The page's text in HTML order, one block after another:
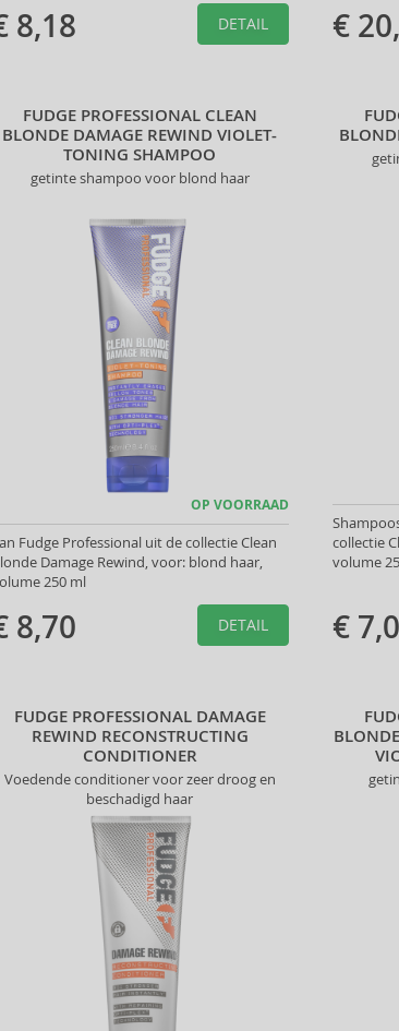
8,18 DETAIL €
FUDGE PROFESSIONAL CLEAN
BLONDE DAMAGE REWIND VIOLET-
TONING SHAMPOO
getinte shampoo voor blond haar
OP VOORRAAD
Fudge Professional uit de collectie Clean
Damage Rewind, voor: blond haar,
250 ml
8,70 DETAIL
collectie
volume
€
FUDGE PROFESSIONAL DAMAGE
REWIND RECONSTRUCTING
CONDITIONER
Voedende conditioner voor zeer droog en
beschadigd haar